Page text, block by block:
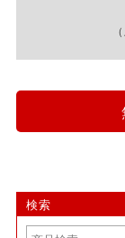
検索